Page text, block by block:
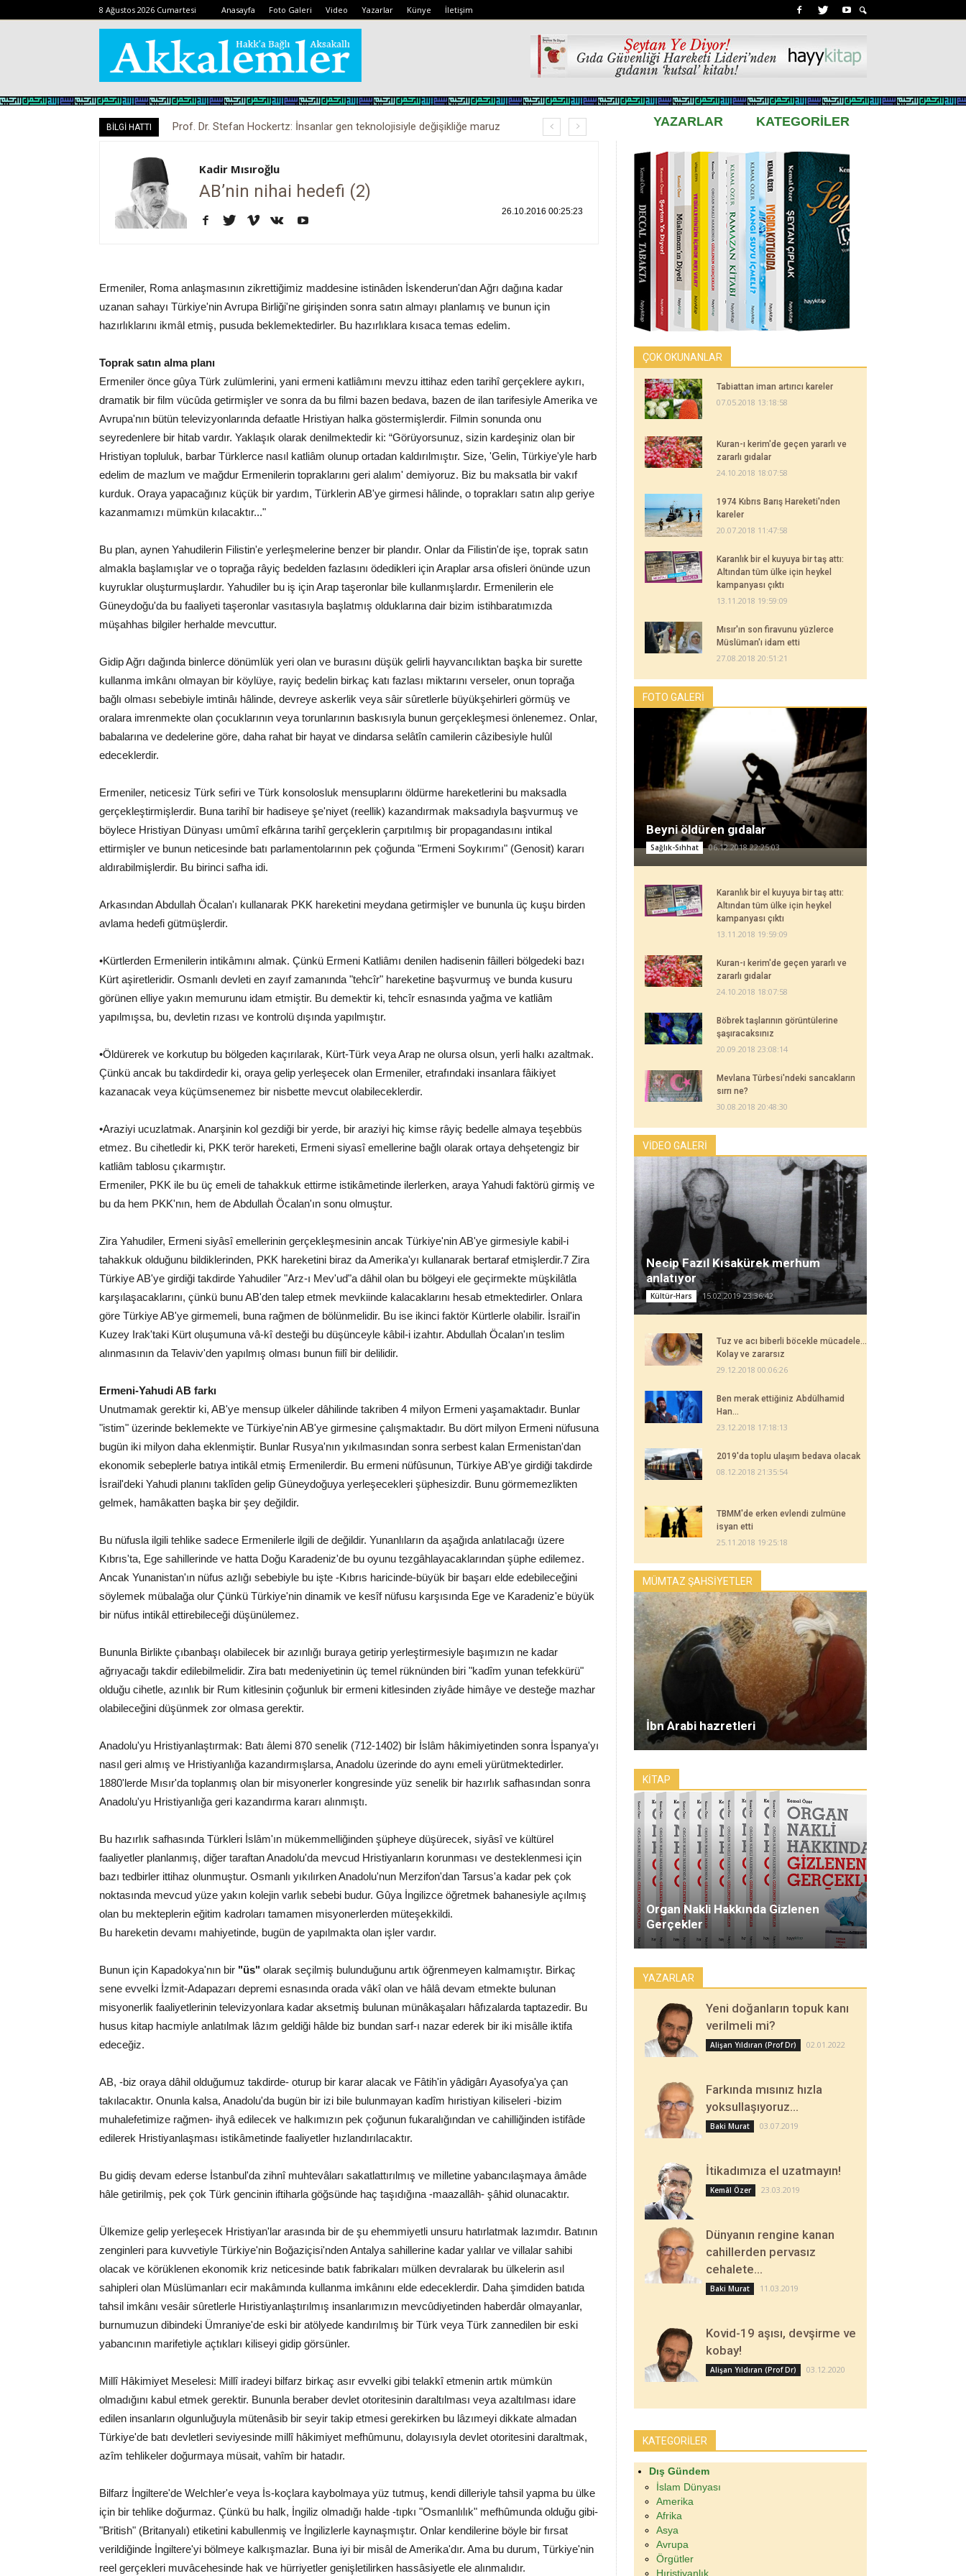
8 Ağustos 2026 Cumartesi Anasayfa Foto Galeri Video Yazarlar Künye İletişim
BİLGİ HATTI
Prof. Dr. Stefan Hockertz: İnsanlar gen teknolojisiyle değişikliğe maruz
YAZARLAR KATEGORİLER
Kadir Mısıroğlu
AB’nin nihai hedefi (2)
26.10.2016 00:25:23
Ermeniler, Roma anlaşmasının zikrettiğimiz maddesine istinâden İskenderun'dan Ağrı dağına kadar
uzanan sahayı Türkiye'nin Avrupa Birliği'ne girişinden sonra satın almayı planlamış ve bunun için
hazırlıklarını ikmâl etmiş, pusuda beklemektedirler. Bu hazırlıklara kısaca temas edelim.
Toprak satın alma planı
Ermeniler önce gûya Türk zulümlerini, yani ermeni katliâmını mevzu ittihaz eden tarihî gerçeklere aykırı,
dramatik bir film vücûda getirmişler ve sonra da bu filmi bazen bedava, bazen de ilan tarifesiyle Amerika ve
Avrupa'nın bütün televizyonlarında defaatle Hristiyan halka göstermişlerdir. Filmin sonunda onu
seyredenlere bir hitab vardır. Yaklaşık olarak denilmektedir ki: “Görüyorsunuz, sizin kardeşiniz olan bir
Hristiyan topluluk, barbar Türklerce nasıl katliâm olunup ortadan kaldırılmıştır. Size, 'Gelin, Türkiye'yle harb
edelim de mazlum ve mağdur Ermenilerin topraklarını geri alalım' demiyoruz. Biz bu maksatla bir vakıf
kurduk. Oraya yapacağınız küçük bir yardım, Türklerin AB'ye girmesi hâlinde, o toprakları satın alıp geriye
kazanmamızı mümkün kılacaktır..."
Bu plan, aynen Yahudilerin Filistin'e yerleşmelerine benzer bir plandır. Onlar da Filistin'de işe, toprak satın
almakla başlamışlar ve o toprağa râyiç bedelden fazlasını ödedikleri için Araplar arsa ofisleri önünde uzun
kuyruklar oluşturmuşlardır. Yahudiler bu iş için Arap taşeronlar bile kullanmışlardır. Ermenilerin ele
Güneydoğu'da bu faaliyeti taşeronlar vasıtasıyla başlatmış olduklarına dair bizim istihbaratımızda
müşahhas bilgiler herhalde mevcuttur.
Gidip Ağrı dağında binlerce dönümlük yeri olan ve burasını düşük gelirli hayvancılıktan başka bir surette
kullanma imkânı olmayan bir köylüye, rayiç bedelin birkaç katı fazlası miktarını verseler, onun toprağa
bağlı olması sebebiyle imtinâı hâlinde, devreye askerlik veya sâir sûretlerle büyükşehirleri görmüş ve
oralara imrenmekte olan çocuklarının veya torunlarının baskısıyla bunun gerçekleşmesi önlenemez. Onlar,
babalarına ve dedelerine göre, daha rahat bir hayat ve dindarsa selâtîn camilerin câzibesiyle hulûl
edeceklerdir.
Ermeniler, neticesiz Türk sefiri ve Türk konsolosluk mensuplarını öldürme hareketlerini bu maksadla
gerçekleştirmişlerdir. Buna tarihî bir hadiseye şe'niyet (reellik) kazandırmak maksadıyla başvurmuş ve
böylece Hristiyan Dünyası umûmî efkârına tarihî gerçeklerin çarpıtılmış bir propagandasını intikal
ettirmişler ve bunun neticesinde batı parlamentolarının pek çoğunda "Ermeni Soykırımı" (Genosit) kararı
aldırabilmişlerdir. Bu birinci safha idi.
Arkasından Abdullah Öcalan'ı kullanarak PKK hareketini meydana getirmişler ve bununla üç kuşu birden
avlama hedefi gütmüşlerdir.
•Kürtlerden Ermenilerin intikâmını almak. Çünkü Ermeni Katliâmı denilen hadisenin fâilleri bölgedeki bazı
Kürt aşiretleridir. Osmanlı devleti en zayıf zamanında "tehcîr" hareketine başvurmuş ve bunda kusuru
görünen elliye yakın memurunu idam etmiştir. Bu demektir ki, tehcîr esnasında yağma ve katliâm
yapılmışsa, bu, devletin rızası ve kontrolü dışında yapılmıştır.
•Öldürerek ve korkutup bu bölgeden kaçırılarak, Kürt-Türk veya Arap ne olursa olsun, yerli halkı azaltmak.
Çünkü ancak bu takdirdedir ki, oraya gelip yerleşecek olan Ermeniler, etrafındaki insanlara fâikiyet
kazanacak veya küçümsenemez bir nisbette mevcut olabileceklerdir.
•Araziyi ucuzlatmak. Anarşinin kol gezdiği bir yerde, bir araziyi hiç kimse râyiç bedelle almaya teşebbüs
etmez. Bu cihetledir ki, PKK terör hareketi, Ermeni siyasî emellerine bağlı olarak ortaya dehşetengiz bir
katliâm tablosu çıkarmıştır.
Ermeniler, PKK ile bu üç emeli de tahakkuk ettirme istikâmetinde ilerlerken, araya Yahudi faktörü girmiş ve
bu da hem PKK'nın, hem de Abdullah Öcalan'ın sonu olmuştur.
Zira Yahudiler, Ermeni siyâsî emellerinin gerçekleşmesinin ancak Türkiye'nin AB'ye girmesiyle kabil-i
tahakkuk olduğunu bildiklerinden, PKK hareketini biraz da Amerika'yı kullanarak bertaraf etmişlerdir.7 Zira
Türkiye AB'ye girdiği takdirde Yahudiler "Arz-ı Mev'ud"a dâhil olan bu bölgeyi ele geçirmekte müşkilâtla
karşılaşacaklarını, çünkü bunu AB'den talep etmek mevkiinde kalacaklarını hesab etmektedirler. Onlara
göre Türkiye AB'ye girmemeli, buna rağmen de bölünmelidir. Bu ise ikinci faktör Kürtlerle olabilir. İsrail'in
Kuzey Irak'taki Kürt oluşumuna vâ-kî desteği bu düşünceyle kâbil-i izahtır. Abdullah Öcalan'ın teslim
alınmasının da Telaviv'den yapılmış olması bunun fiilî bir delilidir.
Ermeni-Yahudi AB farkı
Unutmamak gerektir ki, AB'ye mensup ülkeler dâhilinde takriben 4 milyon Ermeni yaşamaktadır. Bunlar
"istim" üzerinde beklemekte ve Türkiye'nin AB'ye girmesine çalışmaktadır. Bu dört milyon Ermeni nüfusuna
bugün iki milyon daha eklenmiştir. Bunlar Rusya'nın yıkılmasından sonra serbest kalan Ermenistan'dan
ekonomik sebeplerle batıya intikâl etmiş Ermenilerdir. Bu ermeni nüfûsunun, Türkiye AB'ye girdiği takdirde
İsrail'deki Yahudi planını taklîden gelip Güneydoğuya yerleşecekleri şüphesizdir. Bunu görmemezlikten
gelmek, hamâkatten başka bir şey değildir.
Bu nüfusla ilgili tehlike sadece Ermenilerle ilgili de değildir. Yunanlıların da aşağıda anlatılacağı üzere
Kıbrıs'ta, Ege sahillerinde ve hatta Doğu Karadeniz'de bu oyunu tezgâhlayacaklarından şüphe edilemez.
Ancak Yunanistan'ın nüfus azlığı sebebiyle bu işte -Kıbrıs haricinde-büyük bir başarı elde edebileceğini
söylemek mübalağa olur Çünkü Türkiye'nin dinamik ve kesîf nüfusu karşısında Ege ve Karadeniz'e büyük
bir nüfus intikâl ettirebileceği düşünülemez.
Bununla Birlikte çıbanbaşı olabilecek bir azınlığı buraya getirip yerleştirmesiyle başımızın ne kadar
ağrıyacağı takdir edilebilmelidir. Zira batı medeniyetinin üç temel rüknünden biri "kadîm yunan tefekkürü"
olduğu cihetle, azınlık bir Rum kitlesinin çoğunluk bir ermeni kitlesinden ziyâde himâye ve desteğe mazhar
olabileceğini düşünmek zor olmasa gerektir.
Anadolu'yu Hristiyanlaştırmak: Batı âlemi 870 senelik (712-1402) bir İslâm hâkimiyetinden sonra İspanya'yı
nasıl geri almış ve Hristiyanlığa kazandırmışlarsa, Anadolu üzerinde do aynı emeli yürütmektedirler.
1880'lerde Mısır'da toplanmış olan bir misyonerler kongresinde yüz senelik bir hazırlık safhasından sonra
Anadolu'yu Hristiyanlığa geri kazandırma kararı alınmıştı.
Bu hazırlık safhasında Türkleri İslâm'ın mükemmelliğinden şüpheye düşürecek, siyâsî ve kültürel
faaliyetler planlanmış, diğer taraftan Anadolu'da mevcud Hristiyanların korunması ve desteklenmesi için
bazı tedbirler ittihaz olunmuştur. Osmanlı yıkılırken Anadolu'nun Merzifon'dan Tarsus'a kadar pek çok
noktasında mevcud yüze yakın kolejin varlık sebebi budur. Gûya İngilizce öğretmek bahanesiyle açılmış
olan bu mekteplerin eğitim kadroları tamamen misyonerlerden müteşekkildi.
Bu hareketin devamı mahiyetinde, bugün de yapılmakta olan işler vardır.
Bunun için Kapadokya'nın bir "üs" olarak seçilmiş bulunduğunu artık öğrenmeyen kalmamıştır. Birkaç
sene evvelki İzmit-Adapazarı depremi esnasında orada vâkî olan ve hâlâ devam etmekte bulunan
misyonerlik faaliyetlerinin televizyonlara kadar aksetmiş bulunan münâkaşaları hâfızalarda taptazedir. Bu
husus kitap hacmiyle anlatılmak lâzım geldiği hâlde biz bundan sarf-ı nazar ederek bir iki misâlle iktifa
edeceğiz.
AB, -biz oraya dâhil olduğumuz takdirde- oturup bir karar alacak ve Fâtih'in yâdigârı Ayasofya'ya çan
takılacaktır. Onunla kalsa, Anadolu'da bugün bir izi bile bulunmayan kadîm hıristiyan kiliseleri -bizim
muhalefetimize rağmen- ihyâ edilecek ve halkımızın pek çoğunun fukaralığından ve cahilliğinden istifâde
edilerek Hristiyanlaşması istikâmetinde faaliyetler hızlandırılacaktır.
Bu gidiş devam ederse İstanbul'da zihnî muhtevâları sakatlattırılmış ve milletine yabancılaşmaya âmâde
hâle getirilmiş, pek çok Türk gencinin iftiharla göğsünde haç taşıdığına -maazallâh- şâhid olunacaktır.
Ülkemize gelip yerleşecek Hristiyan'lar arasında bir de şu ehemmiyetli unsuru hatırlatmak lazımdır. Batının
zenginleri para kuvvetiyle Türkiye'nin Boğaziçisi'nden Antalya sahillerine kadar yalılar ve villalar sahibi
olacak ve körüklenen ekonomik kriz neticesinde batık fabrikaları mülken devralarak bu ülkelerin asıl
sahipleri olan Müslümanları ecir makâmında kullanma imkânını elde edeceklerdir. Daha şimdiden batıda
tahsil imkânı vesâir sûretlerle Hıristiyanlaştırılmış insanlarımızın mevcûdiyetinden haberdâr olmayanlar,
burnumuzun dibindeki Ümraniye'de eski bir atölyede kandırılmış bir Türk veya Türk zannedilen bir eski
yabancının marifetiyle açtıkları kiliseyi gidip görsünler.
Millî Hâkimiyet Meselesi: Millî iradeyi bilfarz birkaç asır evvelki gibi telakkî etmenin artık mümkün
olmadığını kabul etmek gerektir. Bununla beraber devlet otoritesinin daraltılması veya azaltılması idare
edilen insanların olgunluğuyla mütenâsib bir seyir takip etmesi gerekirken bu lâzımeyi dikkate almadan
Türkiye'de batı devletleri seviyesinde millî hâkimiyet mefhûmunu, dolayısıyla devlet otoritesini daraltmak,
azîm tehlikeler doğurmaya müsait, vahîm bir hatadır.
Bilfarz İngiltere'de Welchler'e veya İs-koçlara kaybolmaya yüz tutmuş, kendi dilleriyle tahsil yapma bu ülke
için bir tehlike doğurmaz. Çünkü bu halk, İngiliz olmadığı halde -tıpkı "Osmanlılık" mefhûmunda olduğu gibi-
"British" (Britanyalı) etiketini kabullenmiş ve İngilizlerle kaynaşmıştır. Onlar kendilerine böyle bir fırsat
verildiğinde İngiltere'yi bölmeye kalkışmazlar. Buna iyi bir misâl de Amerika'dır. Ama bu durum, Türkiye'nin
reel gerçekleri muvâcehesinde hak ve hürriyetler genişletilirken hassâsiyetle ele alınmalıdır.
ÇOK OKUNANLAR
Tabiattan iman artırıcı kareler
07.05.2018 13:18:58
Kuran-ı kerim'de geçen yararlı ve
zararlı gıdalar
24.10.2018 18:07:58
1974 Kıbrıs Barış Hareketi'nden
kareler
20.07.2018 11:47:58
Karanlık bir el kuyuya bir taş attı:
Altından tüm ülke için heykel
kampanyası çıktı
13.11.2018 19:59:09
Mısır'ın son firavunu yüzlerce
Müslüman'ı idam etti
27.08.2018 20:51:21
FOTO GALERİ
Beyni öldüren gıdalar
Sağlık-Sıhhat 06.12.2018 22:25:03
Karanlık bir el kuyuya bir taş attı:
Altından tüm ülke için heykel
kampanyası çıktı
13.11.2018 19:59:09
Kuran-ı kerim'de geçen yararlı ve
zararlı gıdalar
24.10.2018 18:07:58
Böbrek taşlarının görüntülerine
şaşıracaksınız
20.09.2018 23:08:14
Mevlana Türbesi'ndeki sancakların
sırrı ne?
30.08.2018 20:48:30
VİDEO GALERİ
Necip Fazıl Kısakürek merhum
anlatıyor
Kültür-Hars 15.02.2019 23:36:42
Tuz ve acı biberli böcekle mücadele...
Kolay ve zararsız
29.12.2018 00:06:26
Ben merak ettiğiniz Abdülhamid
Han...
23.12.2018 17:18:13
2019'da toplu ulaşım bedava olacak
08.12.2018 21:35:54
TBMM'de erken evlendi zulmüne
isyan etti
25.11.2018 19:25:18
MÜMTAZ ŞAHSİYETLER
İbn Arabi hazretleri
KİTAP
Organ Nakli Hakkında Gizlenen
Gerçekler
YAZARLAR
Yeni doğanların topuk kanı
verilmeli mi?
Alişan Yıldıran (Prof Dr) 02.01.2022
Farkında mısınız hızla
yoksullaşıyoruz…
Baki Murat 03.07.2019
İtikadımıza el uzatmayın!
Kemâl Özer 23.03.2019
Dünyanın rengine kanan
cahillerden pervasız
cehalete…
Baki Murat 11.03.2019
Kovid-19 aşısı, devşirme ve
kobay!
Alişan Yıldıran (Prof Dr) 03.12.2020
KATEGORİLER
Dış Gündem
İslam Dünyası
Amerika
Afrika
Asya
Avrupa
Örgütler
Hıristiyanlık